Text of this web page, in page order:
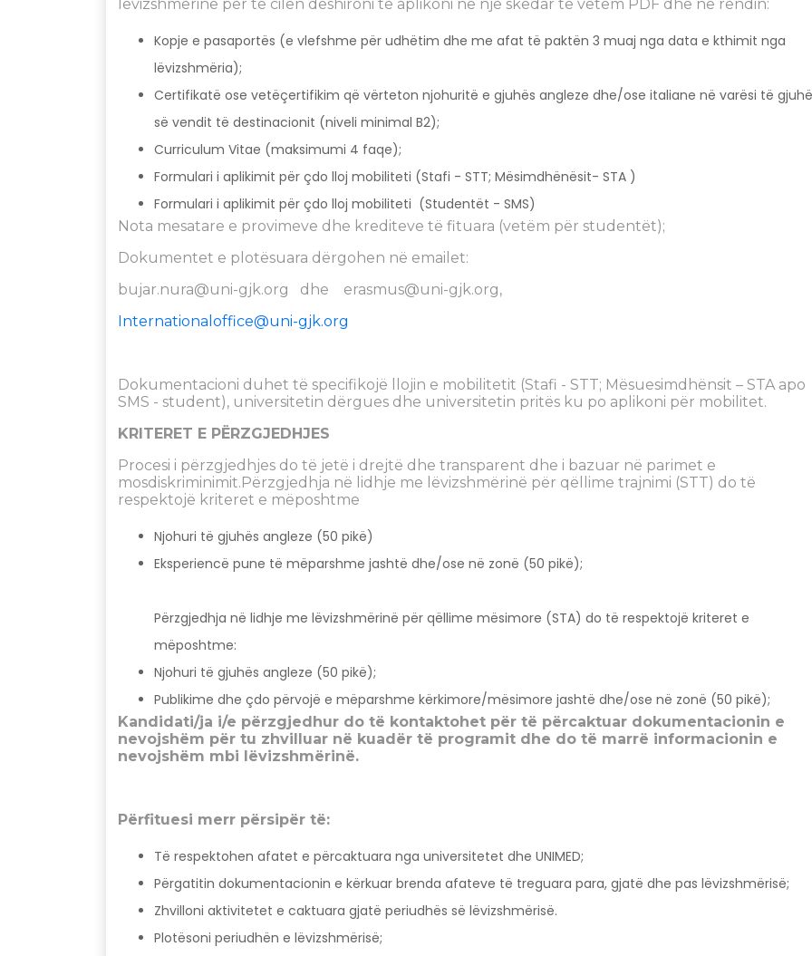
lëvizshmërinë për të cilën dëshironi të aplikoni në një skedar të vetëm PDF dhe në rendin:
Kopje e pasaportës (e vlefshme për udhëtim dhe me afat të paktën 3 muaj nga data e kthimit nga
lëvizshmëria);
Certifikatë ose vetëçertifikim që vërteton njohuritë e gjuhës angleze dhe/ose italiane në varësi të
së vendit të destinacionit (niveli minimal B2);
Curriculum Vitae (maksimumi 4 faqe);
Formulari i aplikimit për çdo lloj mobiliteti (Stafi - STT; Mësimdhënësit- STA )
Formulari i aplikimit për çdo lloj mobiliteti (Studentët - SMS)
Nota mesatare e provimeve dhe krediteve të fituara (vetëm për studentët);
Dokumentet e plotësuara dërgohen në emailet:
bujar.nura@uni-gjk.org
dhe erasmus@uni-gjk.org,
Internationaloffice@uni-gjk.org
Dokumentacioni duhet të specifikojë llojin e mobilitetit (Stafi - STT; Mësuesimdhënsit – STA apo
SMS - student), universitetin dërgues dhe universitetin pritës ku po aplikoni për mobilitet.
KRITERET E PËRZGJEDHJES
Procesi i përzgjedhjes do të jetë i drejtë dhe transparent dhe i bazuar në parimet e
mosdiskriminimit.Përzgjedhja në lidhje me lëvizshmërinë për qëllime trajnimi (STT) do të
respektojë kriteret e mëposhtme
Njohuri të gjuhës angleze (50 pikë)
Eksperiencë pune të mëparshme jashtë dhe/ose në zonë (50 pikë);
Përzgjedhja në lidhje me lëvizshmërinë për qëllime mësimore (STA) do të respektojë kriteret e
mëposhtme:
Njohuri të gjuhës angleze (50 pikë);
Publikime dhe çdo përvojë e mëparshme kërkimore/mësimore jashtë dhe/ose në zonë (50 pikë);
Kandidati/ja i/e përzgjedhur do të kontaktohet për të përcaktuar dokumentacionin e
nevojshëm për tu zhvilluar në kuadër të programit dhe do të marrë informacionin e
nevojshëm mbi lëvizshmërinë.
Përfituesi merr përsipër të:
Të respektohen afatet e përcaktuara nga universitetet dhe UNIMED;
Përgatitin dokumentacionin e kërkuar brenda afateve të treguara para, gjatë dhe pas lëvizshmërisë;
Zhvilloni aktivitetet e caktuara gjatë periudhës së lëvizshmërisë.
Plotësoni periudhën e lëvizshmërisë;